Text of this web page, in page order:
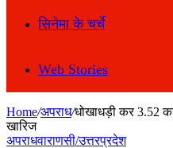
सिनेमा के चर्चे
Web Stories
Home/अपराध/धोखाधड़ी कर 3.52
खारिज
अपराधवाराणसी/उत्तरप्रदेश